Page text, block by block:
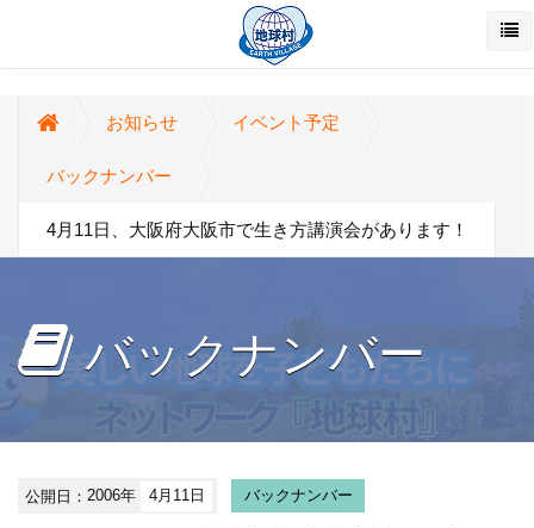
お知らせ イベント予定
バックナンバー
4月11日、大阪府大阪市で生き方講演会があります！
バックナンバー
公開日：2006年 4月11日 バックナンバー